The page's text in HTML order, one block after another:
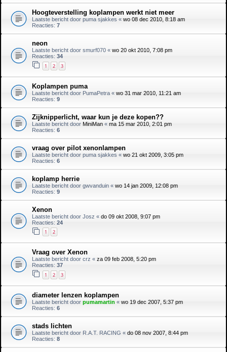
Hoogteverstelling koplampen werkt niet meer
Laatste bericht door puma sjakkes « wo 08 dec 2010, 8:18 am
Reacties: 7
neon
Laatste bericht door smurf070 « wo 20 okt 2010, 7:08 pm
Reacties: 34
1 2 3
Koplampen puma
Laatste bericht door PumaPetra « wo 31 mar 2010, 11:21 am
Reacties: 9
Zijknipperlicht, waar kun je deze kopen??
Laatste bericht door MiniMan « ma 15 mar 2010, 2:01 pm
Reacties: 6
vraag over pilot xenonlampen
Laatste bericht door puma sjakkes « wo 21 okt 2009, 3:05 pm
Reacties: 6
koplamp herrie
Laatste bericht door gwvanduin « wo 14 jan 2009, 12:08 pm
Reacties: 9
Xenon
Laatste bericht door Josz « do 09 okt 2008, 9:07 pm
Reacties: 24
1 2
Vraag over Xenon
Laatste bericht door crz « za 09 feb 2008, 5:20 pm
Reacties: 37
1 2 3
diameter lenzen koplampen
Laatste bericht door pumamartin « wo 19 dec 2007, 5:37 pm
Reacties: 6
stads lichten
Laatste bericht door R.A.T. RACING « do 08 nov 2007, 8:44 pm
Reacties: 8